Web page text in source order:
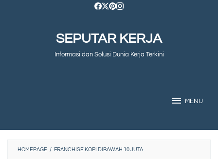
SEPUTAR KERJA
Informasi dan Solusi Dunia Kerja Terkini
MENU
HOMEPAGE / FRANCHISE KOPI DIBAWAH 10 JUTA